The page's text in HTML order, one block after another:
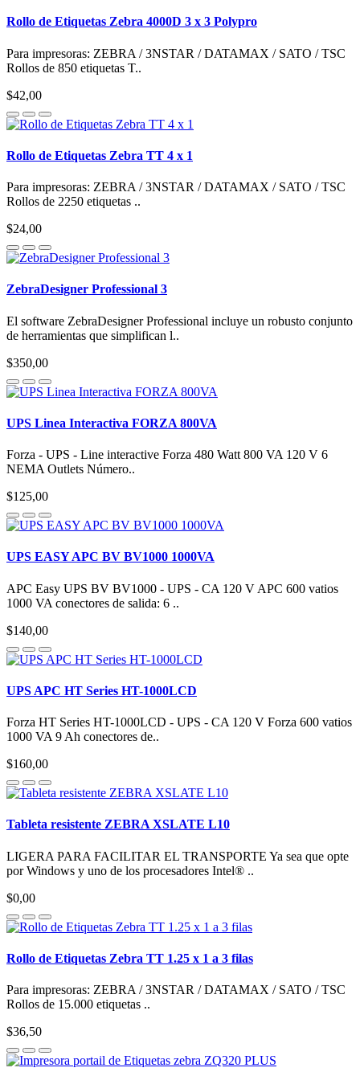
Rollo de Etiquetas Zebra 4000D 3 x 3 Polypro
Para impresoras: ZEBRA / 3NSTAR / DATAMAX / SATO / TSC
Rollos de 850 etiquetas T..
$42,00
Rollo de Etiquetas Zebra TT 4 x 1
Para impresoras: ZEBRA / 3NSTAR / DATAMAX / SATO / TSC
Rollos de 2250 etiquetas ..
$24,00
ZebraDesigner Professional 3
El software ZebraDesigner Professional incluye un robusto conjunto
de herramientas que simplifican l..
$350,00
UPS Linea Interactiva FORZA 800VA
Forza - UPS - Line interactive Forza 480 Watt 800 VA 120 V 6
NEMA Outlets Número..
$125,00
UPS EASY APC BV BV1000 1000VA
APC Easy UPS BV BV1000 - UPS - CA 120 V APC 600 vatios
1000 VA conectores de salida: 6 ..
$140,00
UPS APC HT Series HT-1000LCD
Forza HT Series HT-1000LCD - UPS - CA 120 V Forza 600 vatios
1000 VA 9 Ah conectores de..
$160,00
Tableta resistente ZEBRA XSLATE L10
LIGERA PARA FACILITAR EL TRANSPORTE Ya sea que opte
por Windows y uno de los procesadores Intel® ..
$0,00
Rollo de Etiquetas Zebra TT 1.25 x 1 a 3 filas
Para impresoras: ZEBRA / 3NSTAR / DATAMAX / SATO / TSC
Rollos de 15.000 etiquetas ..
$36,50